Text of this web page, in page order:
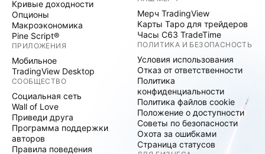
Кривые доходности
Опционы
Макроэкономика
Pine Script®
ПРИЛОЖЕНИЯ
Мобильное
TradingView Desktop
СООБЩЕСТВО
Социальная сеть
Wall of Love
Приведи друга
Программа поддержки
авторов
Правила поведения
Мерч TradingView
Карты Таро для трейдеров
Часы C63 TradeTime
ПОЛИТИКА И БЕЗОПАСНОСТЬ
Условия использования
Отказ от ответственности
Политика
конфиденциальности
Политика файлов cookie
Положение о доступности
Советы по безопасности
Охота за ошибками
Страница статусов